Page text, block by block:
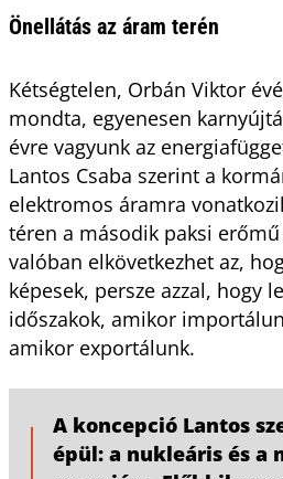
Önellátás az áram terén
Kétségtelen, Orbán Viktor
mondta, egyenesen
évre vagyunk az
Lantos Csaba szerint a
elektromos áramra
téren a második paksi
valóban elkövetkezhet az,
képesek, persze azzal, hogy
időszakok, amikor
amikor exportálunk.
A koncepció Lantos
épül: a nukleáris és a